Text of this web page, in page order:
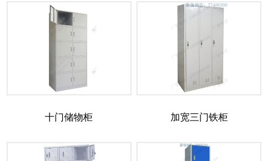
十门储物柜 加宽三门铁柜